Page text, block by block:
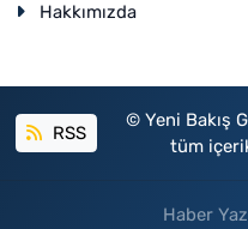
Hakkımızda
RSS
© Yeni Bakış
tüm
Haber